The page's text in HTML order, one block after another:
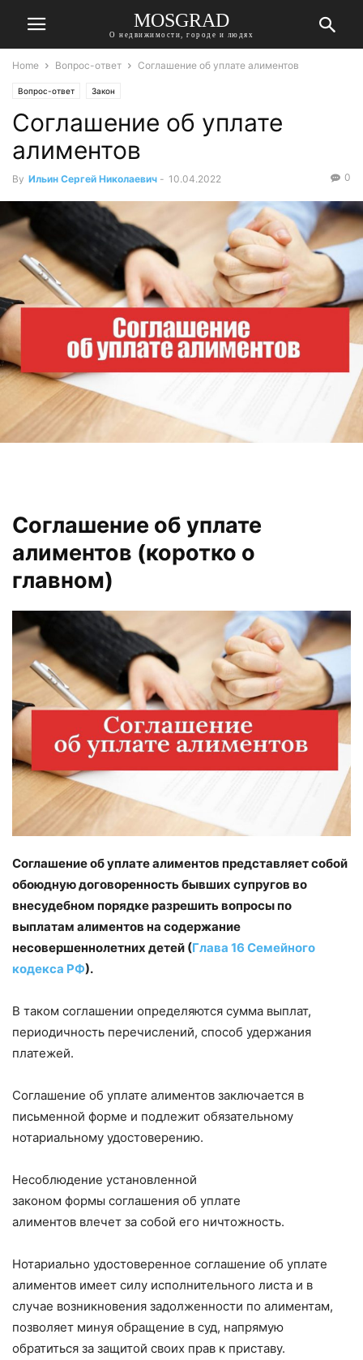
MOSGRAD
О недвижимости, городе и людях
Home Вопрос-ответ Соглашение об уплате алиментов
Вопрос-ответ Закон
Соглашение об уплате
алиментов
By Ильин Сергей Николаевич - 10.04.2022 0
Соглашение об уплате
алиментов (коротко о
главном)
Соглашение об уплате алиментов представляет собой
обоюдную договоренность бывших супругов во
внесудебном порядке разрешить вопросы по
выплатам алиментов на содержание
несовершеннолетних детей (Глава 16 Семейного
кодекса РФ).
В таком соглашении определяются сумма выплат,
периодичность перечислений, способ удержания
платежей.
Соглашение об уплате алиментов заключается в
письменной форме и подлежит обязательному
нотариальному удостоверению.
Несоблюдение установленной
законом формы соглашения об уплате
алиментов влечет за собой его ничтожность.
Нотариально удостоверенное соглашение об уплате
алиментов имеет силу исполнительного листа и в
случае возникновения задолженности по алиментам,
позволяет минуя обращение в суд, напрямую
обратиться за защитой своих прав к приставу.